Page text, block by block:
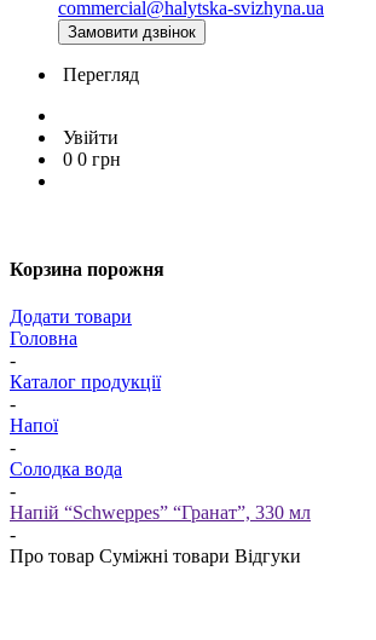
commercial@halytska-svizhyna.ua
Замовити дзвінок
Перегляд
Увійти
0 0 грн
Корзина порожня
Додати товари
Головна
-
Каталог продукції
-
Напої
-
Солодка вода
-
Напій “Schweppes” “Гранат”, 330 мл
-
Про товар Суміжні товари Відгуки